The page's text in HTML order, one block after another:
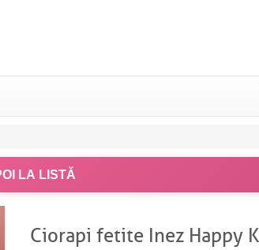
LA LISTĂ
Ciorapi fetite Inez Happy